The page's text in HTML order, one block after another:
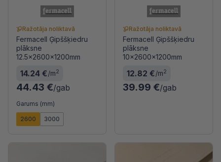
Ražotāja noliktavā
Fermacell Ģipššķiedru
plāksne
12.5x2600x1200mm
14.24 €/m2
44.43 €/gab
Garums (mm)
2600 3000
Ražotāja noliktavā
Fermacell Ģipššķiedru
plāksne
10x2600x1200mm
12.82 €/m2
39.99 €/gab